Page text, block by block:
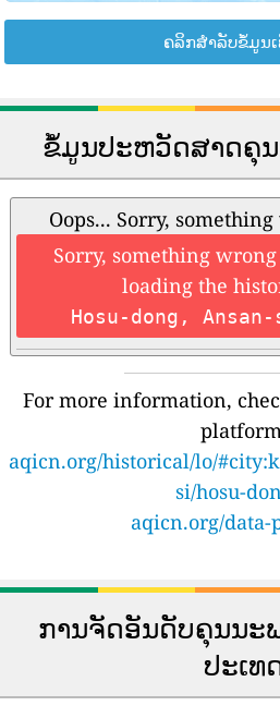
ຄລິກສຳລັບຂໍ້ມູນ
ຂໍ້ມູນປະຫວັດສາດຄຸ
Oops... Sorry,
Sorry, something
loading the
Hosu-dong,
For more information,
aqicn.org/historical/lo/
si/hosu-
aqicn.org/
ການຈັດອັນດັບຄຸນນະ
ປະເທ